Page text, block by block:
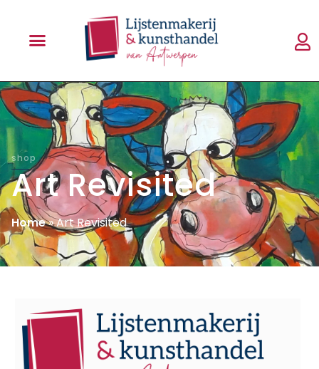
shop
Art Revisited
Home»Art Revisited